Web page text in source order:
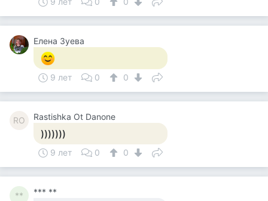
Елена Зуева
9 лет 0 0
RO Rastishka Ot Danone
)))))))
9 лет 0 0
** *** **